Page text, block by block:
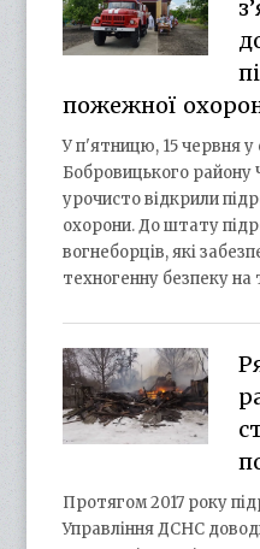
пожежної
У п'ятницю, 15 червня у
Бобровицького району
урочисто відкрили
охорони. До штату
вогнеборців, які
техногенну безпеку на
Протягом 2017 року
Управління ДСНС